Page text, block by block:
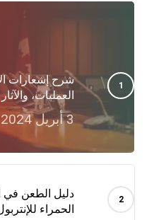
شرح إشعارات
العمليات،
3 أبريل 2024
دليل الطعن في
الحمراء